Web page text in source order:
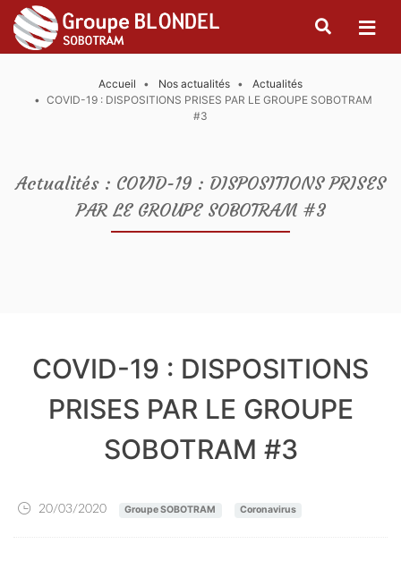
Accueil Nos actualités
Actualités
COVID-19 : DISPOSITIONS PRISES PAR LE GROUPE SOBOTRAM
#3
Actualités : COVID-19 : DISPOSITIONS PRISES
PAR LE GROUPE SOBOTRAM #3
COVID-19 : DISPOSITIONS
PRISES PAR LE GROUPE
SOBOTRAM #3
20/03/2020 Groupe SOBOTRAM Coronavirus